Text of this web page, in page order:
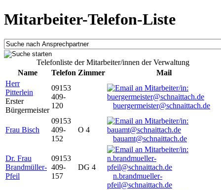
Mitarbeiter-Telefon-Liste
Telefonliste der Mitarbeiter/innen der Verwaltung
Name
Telefon Zimmer
Mail
Herr
Pitterlein
Erster
Bürgermeister
09153
409-
120
buergermeister@schnaittach.de
Frau Bisch
09153
409-
152
O 4
bauamt@schnaittach.de
Dr. Frau
Brandmüller-
Pfeil
09153
409-
157
DG 4
n.brandmueller-
pfeil@schnaittach.de